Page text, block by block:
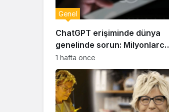
ChatGPT erişiminde dünya
genelinde sorun: Milyonlarca
kullanıcı etkilendi
Genel
1 hafta önce